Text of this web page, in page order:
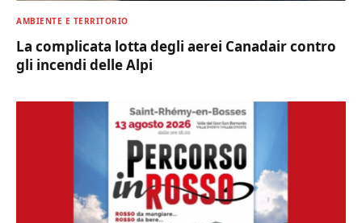
AMBIENTE E TERRITORIO
La complicata lotta degli aerei Canadair contro
gli incendi delle Alpi